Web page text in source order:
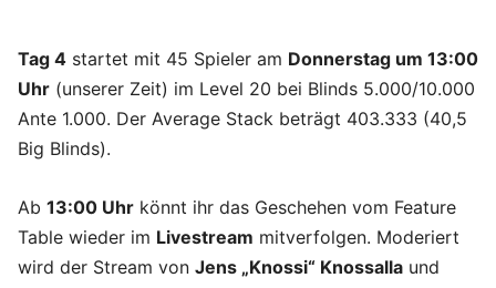
Tag 4 startet mit 45 Spieler am Donnerstag um 13:00
Uhr (unserer Zeit) im Level 20 bei Blinds 5.000/10.000
Ante 1.000. Der Average Stack beträgt 403.333 (40,5
Big Blinds).
Ab 13:00 Uhr könnt ihr das Geschehen vom Feature
Table wieder im Livestream mitverfolgen. Moderiert
wird der Stream von Jens „Knossi“ Knossalla und